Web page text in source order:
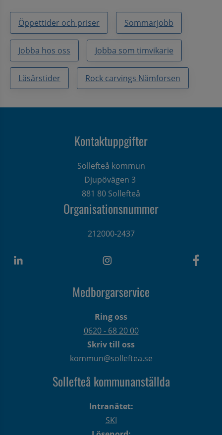
Öppettider och priser Sommarjobb
Jobba hos oss Jobba som timvikarie
Läsårstider Rock carvings Nämforsen
Kontaktuppgifter
Sollefteå kommun
Djupövägen 3
881 80 Sollefteå
Organisationsnummer
212000-2437
Medborgarservice
Ring oss
0620 - 68 20 00
Skriv till oss
kommun@solleftea.se
Sollefteå kommunanställda
Intranätet:
SKI